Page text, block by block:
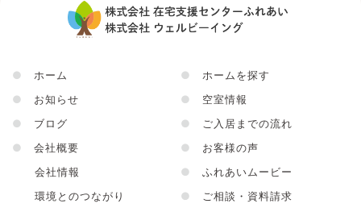
●
ホーム
●
お知らせ
●
ブログ
●
会社概要
会社情報
環境とのつながり
●
ホームを探す
●
空室情報
●
ご入居までの流れ
●
お客様の声
●
ふれあいムービー
●
ご相談・資料請求